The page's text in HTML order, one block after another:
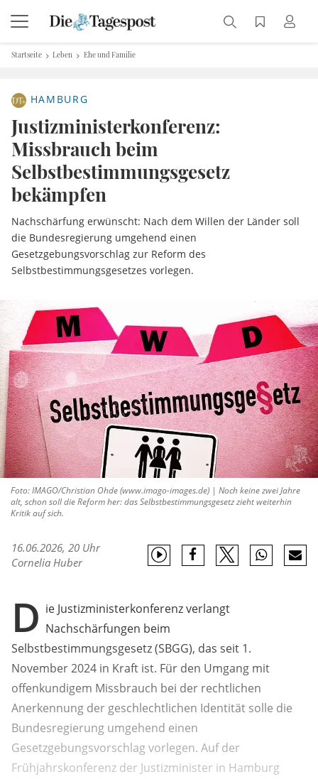
Startseite Leben Ehe und Familie
HAMBURG
Justizministerkonferenz:
Missbrauch beim
Selbstbestimmungsgesetz
bekämpfen
Nachschärfung erwünscht: Nach dem Willen der Länder soll
die Bundesregierung umgehend einen
Gesetzgebungsvorschlag zur Reform des
Selbstbestimmungsgesetzes vorlegen.
Foto: IMAGO/Christian Ohde (www.imago-images.de) | Noch keine zwei Jahre
alt, schon soll die Reform her: das Selbstbestimmungsgesetz zieht weiterhin
Kritik auf sich.
16.06.2026, 20 Uhr
Cornelia Huber
D ie Justizministerkonferenz verlangt
Nachschärfungen beim
Selbstbestimmungsgesetz (SBGG), das seit 1.
November 2024 in Kraft ist. Für den Umgang mit
offenkundigem Missbrauch bei der rechtlichen
Anerkennung der geschlechtlichen Identität solle die
Bundesregierung umgehend einen
Gesetzgebungsvorschlag vorlegen. Auf der
Frühjahrskonferenz der Justizminister in Hamburg